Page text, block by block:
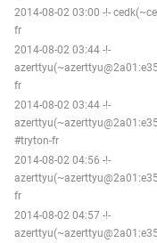
2014-08-02 03:00 -!-
fr
2014-08-02 03:44 -!-
fr
2014-08-02 03:44 -!-
#tryton-fr
2014-08-02 04:56 -!-
fr
2014-08-02 04:57 -!-